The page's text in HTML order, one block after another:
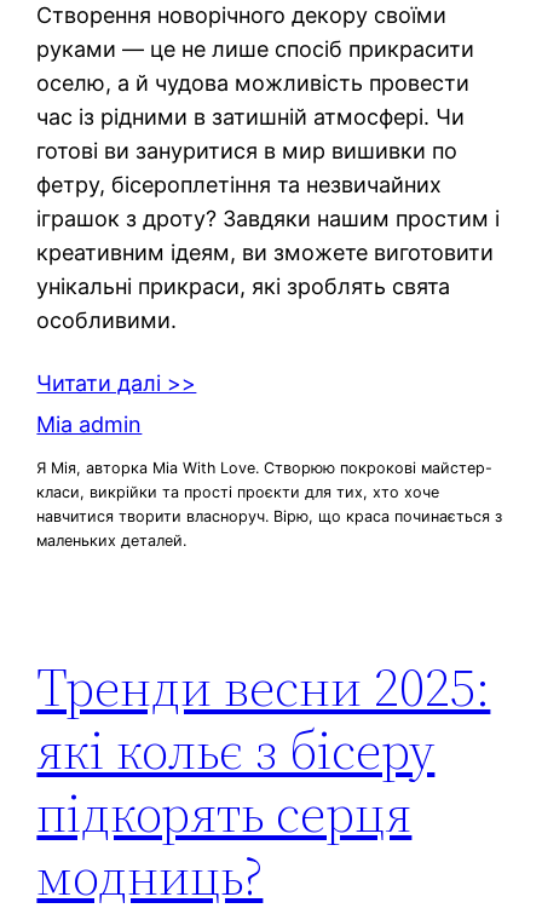
Створення новорічного декору своїми
руками — це не лише спосіб прикрасити
оселю, а й чудова можливість провести
час із рідними в затишній атмосфері. Чи
готові ви зануритися в мир вишивки по
фетру, бісероплетіння та незвичайних
іграшок з дроту? Завдяки нашим простим і
креативним ідеям, ви зможете виготовити
унікальні прикраси, які зроблять свята
особливими.
Читати далі >>
Mia admin
Я Мія, авторка Mia With Love. Створюю покрокові майстер-
класи, викрійки та прості проєкти для тих, хто хоче
навчитися творити власноруч. Вірю, що краса починається з
маленьких деталей.
Тренди весни 2025:
які кольє з бісеру
підкорять серця
модниць?